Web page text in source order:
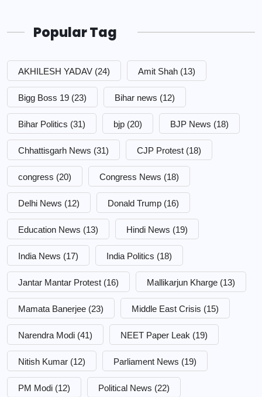
Popular Tag
AKHILESH YADAV (24) Amit Shah (13)
Bigg Boss 19 (23) Bihar news (12)
Bihar Politics (31) bjp (20) BJP News (18)
Chhattisgarh News (31) CJP Protest (18)
congress (20) Congress News (18)
Delhi News (12) Donald Trump (16)
Education News (13) Hindi News (19)
India News (17) India Politics (18)
Jantar Mantar Protest (16) Mallikarjun Kharge (13)
Mamata Banerjee (23) Middle East Crisis (15)
Narendra Modi (41) NEET Paper Leak (19)
Nitish Kumar (12) Parliament News (19)
PM Modi (12) Political News (22)